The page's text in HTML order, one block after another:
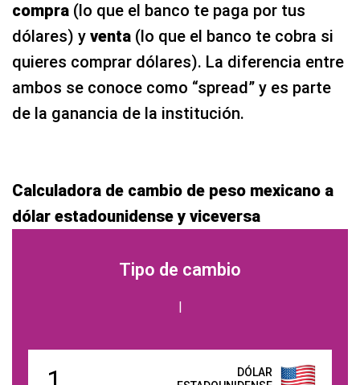
compra (lo que el banco te paga por tus
dólares) y venta (lo que el banco te cobra si
quieres comprar dólares). La diferencia entre
ambos se conoce como “spread” y es parte
de la ganancia de la institución.
Calculadora de cambio de peso mexicano a
dólar estadounidense y viceversa